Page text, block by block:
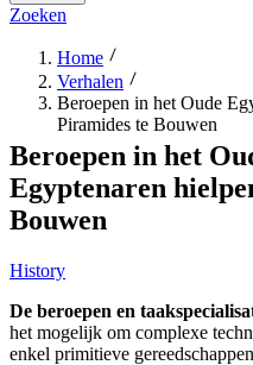
Zoeken
Home
Verhalen
Beroepen in het Oude
Piramides te Bouwen
Beroepen in het
Egyptenaren
Bouwen
History
De beroepen en
het mogelijk om complexe
enkel primitieve